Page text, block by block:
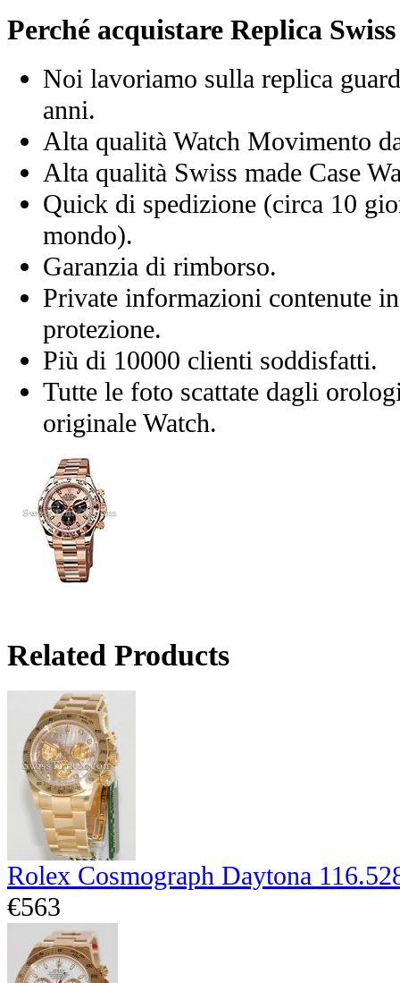
Perché acquistare Replica
Noi lavoriamo sulla replica
anni.
Alta qualità Watch Movimento
Alta qualità Swiss made Case
Quick di spedizione (circa 10
mondo).
Garanzia di rimborso.
Private informazioni contenute
protezione.
Più di 10000 clienti soddisfatti.
Tutte le foto scattate dagli
originale Watch.
Related Products
Rolex Cosmograph Daytona
€563